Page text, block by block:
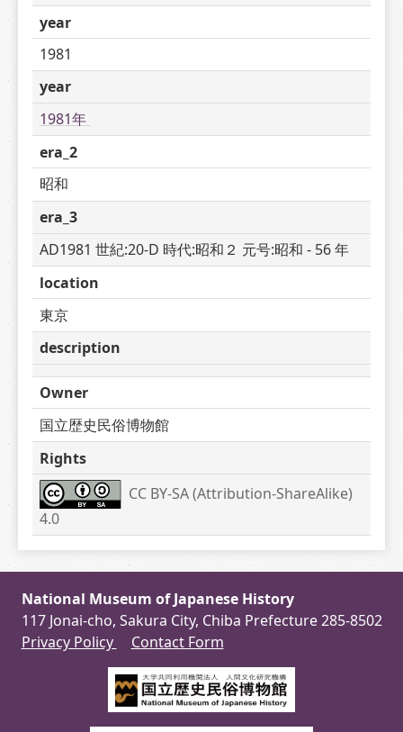
year
1981
year
1981年
era_2
昭和
era_3
AD1981 世紀:20-D 時代:昭和２ 元号:昭和 - 56 年
location
東京
description
Owner
国立歴史民俗博物館
Rights
CC BY-SA (Attribution-ShareAlike)
4.0
National Museum of Japanese History
117 Jonai-cho, Sakura City, Chiba Prefecture 285-8502
Privacy Policy
Contact Form